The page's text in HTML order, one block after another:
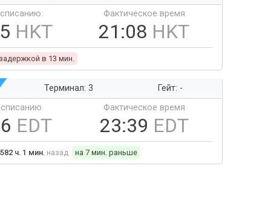
HKT
Фактическое время
21:08 HKT
в 13 мин.
Терминал: 3
Гейт: -
EDT
Фактическое время
23:39 EDT
ч. 1 мин. назад на 7 мин. раньше